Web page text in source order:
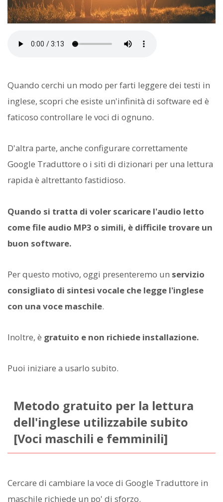
Quando cerchi un modo per farti leggere dei testi in
inglese, scopri che esiste un'infinità di software ed è
faticoso controllare le voci di ognuno.
D'altra parte, anche configurare correttamente
Google Traduttore o i siti di dizionari per una lettura
rapida è altrettanto fastidioso.
Quando si tratta di voler scaricare l'audio letto
come file audio MP3 o simili, è difficile trovare un
buon software.
Per questo motivo, oggi presenteremo un servizio
consigliato di sintesi vocale che legge l'inglese
con una voce maschile.
Inoltre, è gratuito e non richiede installazione.
Puoi iniziare a usarlo subito.
Metodo gratuito per la lettura
dell'inglese utilizzabile subito
[Voci maschili e femminili]
Cercare di cambiare la voce di Google Traduttore in
maschile richiede un po' di sforzo.